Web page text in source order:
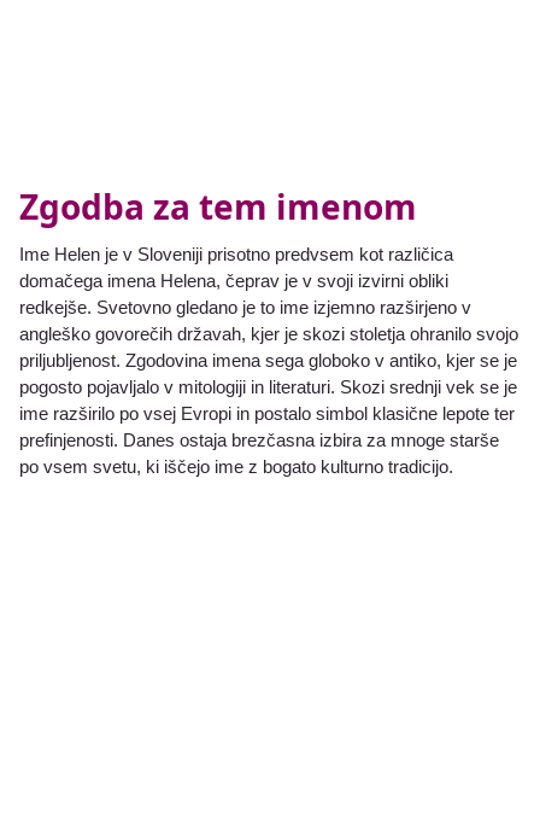
Zgodba za tem imenom
Ime Helen je v Sloveniji prisotno predvsem kot različica
domačega imena Helena, čeprav je v svoji izvirni obliki
redkejše. Svetovno gledano je to ime izjemno razširjeno v
angleško govorečih državah, kjer je skozi stoletja ohranilo svojo
priljubljenost. Zgodovina imena sega globoko v antiko, kjer se je
pogosto pojavljalo v mitologiji in literaturi. Skozi srednji vek se je
ime razširilo po vsej Evropi in postalo simbol klasične lepote ter
prefinjenosti. Danes ostaja brezčasna izbira za mnoge starše
po vsem svetu, ki iščejo ime z bogato kulturno tradicijo.